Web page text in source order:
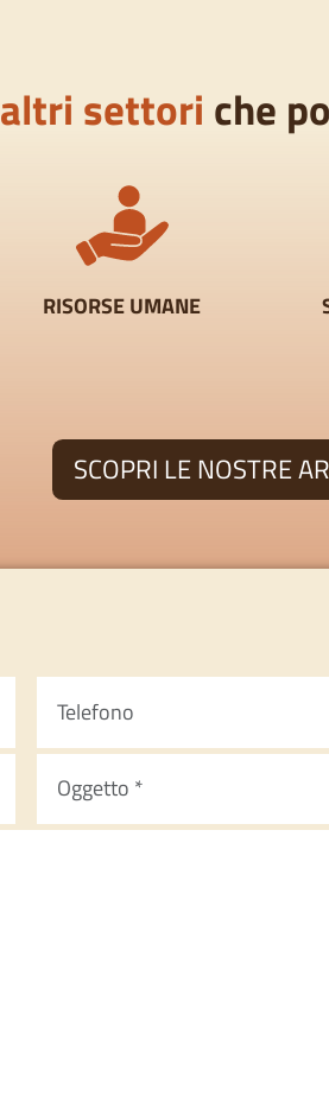
altri settori che
RISORSE UMANE
SCOPRI LE NOSTRE